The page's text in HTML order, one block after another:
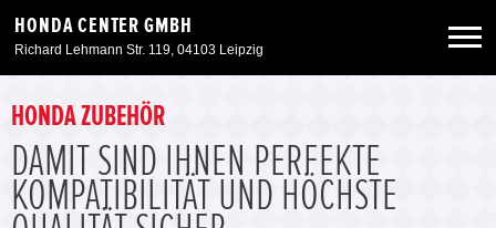
HONDA CENTER GMBH
Richard Lehmann Str. 119, 04103 Leipzig
Neuwagen
Gebrauchtwagen
HONDA ZUBEHÖR
DAMIT SIND IHNEN PERFEKTE
KOMPATIBILITÄT UND HÖCHSTE